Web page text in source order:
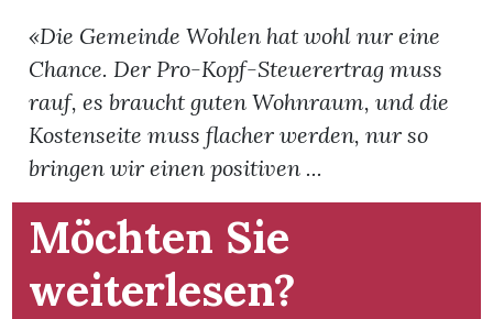
Paper
Newsletter
«Die Gemeinde Wohlen hat wohl nur eine
Chance. Der Pro-Kopf-Steuerertrag muss
rauf, es braucht guten Wohnraum, und die
Kostenseite muss flacher werden, nur so
bringen wir einen positiven ...
Möchten Sie
weiterlesen?